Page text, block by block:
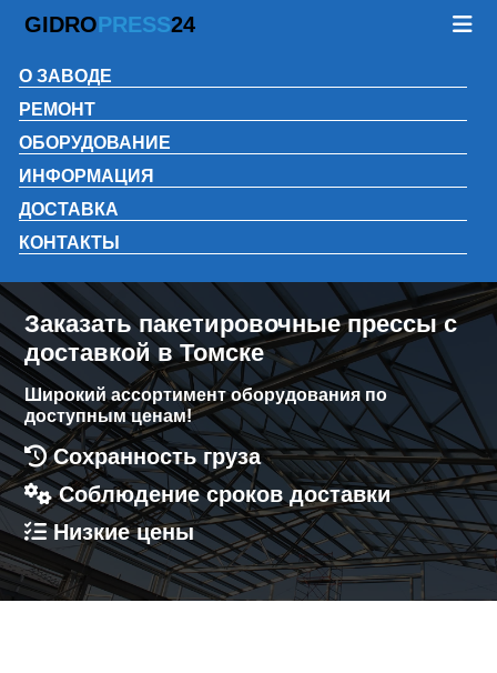
GIDROPRESS24
О ЗАВОДЕ
РЕМОНТ
ОБОРУДОВАНИЕ
ИНФОРМАЦИЯ
ДОСТАВКА
КОНТАКТЫ
Заказать пакетировочные прессы с
доставкой в Томске
Широкий ассортимент оборудования по
доступным ценам!
Сохранность груза
Соблюдение сроков доставки
Низкие цены